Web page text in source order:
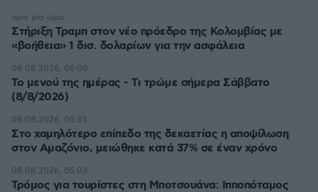
Στήριξη Τραμπ στον νέο πρόεδρο της Κολομβίας με
«βοήθεια» 1 δισ. δολαρίων για την ασφάλεια
πριν μία ώρα
Το μενού της ημέρας - Τι τρώμε σήμερα Σάββατο
(8/8/2026)
08.08.2026, 06:00
Στο χαμηλότερο επίπεδο της δεκαετίας η αποψίλωση
στον Αμαζόνιο, μειώθηκε κατά 37% σε έναν χρόνο
08.08.2026, 05:33
Τρόμος για τουρίστες στη Μποτσουάνα: Ιπποπόταμος
08.08.2026, 05:03